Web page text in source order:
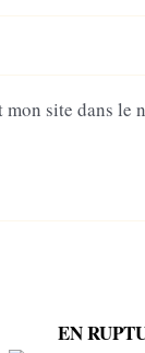
site dans
EN